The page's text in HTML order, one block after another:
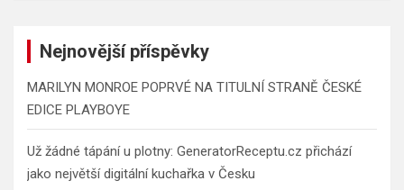
Nejnovější příspěvky
MARILYN MONROE POPRVÉ NA TITULNÍ STRANĚ ČESKÉ
EDICE PLAYBOYE
Už žádné tápání u plotny: GeneratorReceptu.cz přichází
jako největší digitální kuchařka v Česku